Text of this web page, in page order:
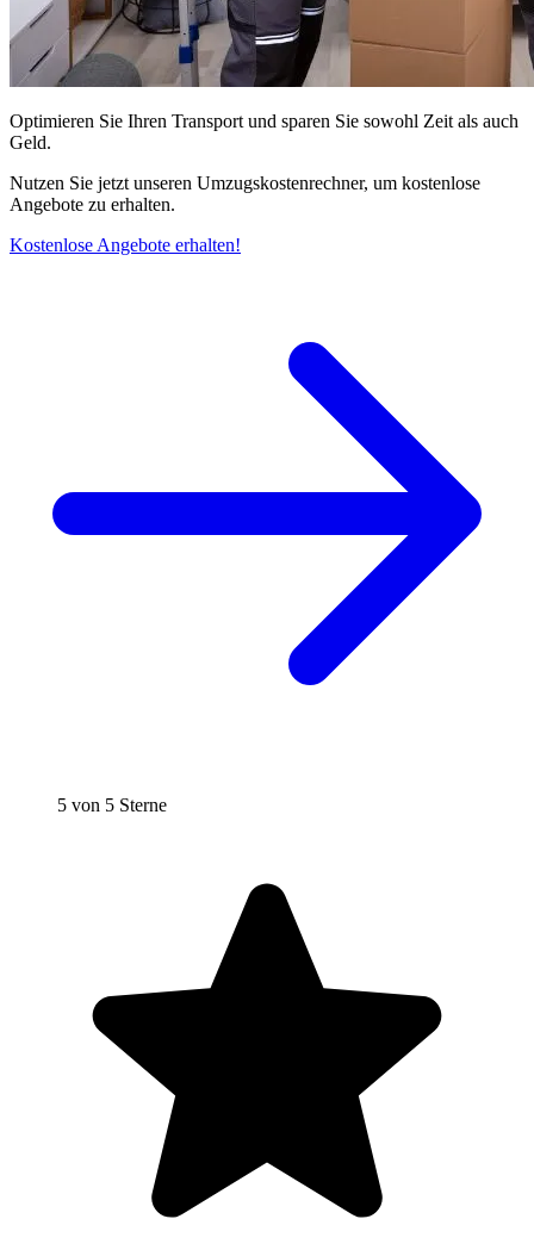
Optimieren Sie Ihren Transport und sparen Sie sowohl Zeit als auch
Geld.
Nutzen Sie jetzt unseren Umzugskostenrechner, um kostenlose
Angebote zu erhalten.
Kostenlose Angebote erhalten!
5 von 5 Sterne